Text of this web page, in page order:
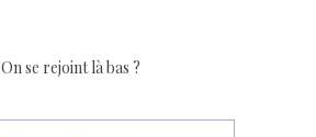
On se rejoint là bas ?